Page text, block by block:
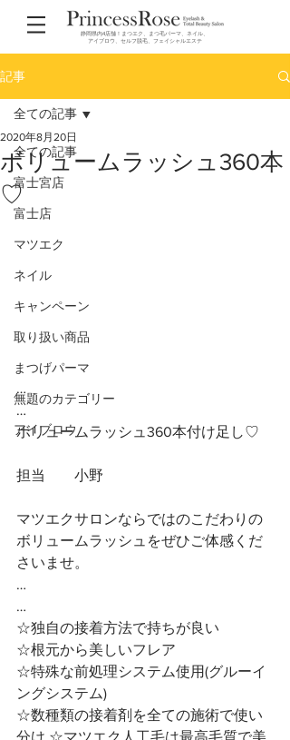
静岡県内4店舗！まつエク、まつ毛パーマ、ネイル、
アイブロウ、セルフ脱毛、フェイシャルエステ
記事
全ての記事
富士宮店
富士店
マツエク
ネイル
キャンペーン
取り扱い商品
まつげパーマ
無題のカテゴリー
アイブロウ
全ての記事
ボリュームラッシュ360本
♡
2020年8月20日
…
…
ボリュームラッシュ360本付け足し♡
担当　　小野
マツエクサロンならではのこだわりの
ボリュームラッシュをぜひご体感くだ
さいませ。
…
…
☆独自の接着方法で持ちが良い
☆根元から美しいフレア
☆特殊な前処理システム使用(グルーイ
ングシステム)
☆数種類の接着剤を全ての施術で使い
分け ☆マツエク人工毛は最高毛質で美